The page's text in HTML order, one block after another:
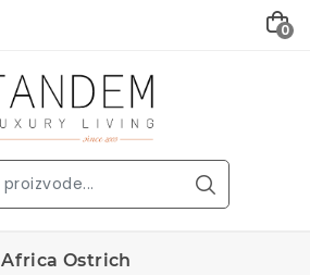
0
Africa Ostrich